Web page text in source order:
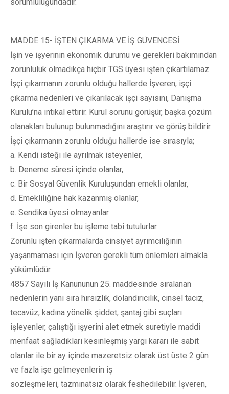
MADDE 15- İŞTEN ÇIKARMA VE İŞ GÜVENCESİ
İşin ve işyerinin ekonomik durumu ve gerekleri bakımından
zorunluluk olmadıkça hiçbir TGS üyesi işten çıkartılamaz.
İşçi çıkarmanın zorunlu olduğu hallerde İşveren, işçi
çıkarma nedenleri ve çıkarılacak işçi sayısını, Danışma
Kurulu’na intikal ettirir. Kurul sorunu görüşür, başka çözüm
olanakları bulunup bulunmadığını araştırır ve görüş bildirir.
İşçi çıkarmanın zorunlu olduğu hallerde ise sırasıyla;
a. Kendi isteği ile ayrılmak isteyenler,
b. Deneme süresi içinde olanlar,
c. Bir Sosyal Güvenlik Kuruluşundan emekli olanlar,
d. Emekliliğine hak kazanmış olanlar,
e. Sendika üyesi olmayanlar
f. İşe son girenler bu işleme tabi tutulurlar.
Zorunlu işten çıkarmalarda cinsiyet ayrımcılığının
yaşanmaması için İşveren gerekli tüm önlemleri almakla
yükümlüdür.
4857 Sayılı İş Kanununun 25. maddesinde sıralanan
nedenlerin yanı sıra hırsızlık, dolandırıcılık, cinsel taciz,
tecavüz, kadına yönelik şiddet, şantaj gibi suçları
işleyenler, çalıştığı işyerini alet etmek suretiyle maddi
menfaat sağladıkları kesinleşmiş yargı kararı ile sabit
olanlar ile bir ay içinde mazeretsiz olarak üst üste 2 gün
ve fazla işe gelmeyenlerin iş
sözleşmeleri, tazminatsız olarak feshedilebilir. İşveren,